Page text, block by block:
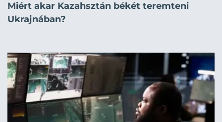
Miért akar Kazahsztán békét teremteni
Ukrajnában?